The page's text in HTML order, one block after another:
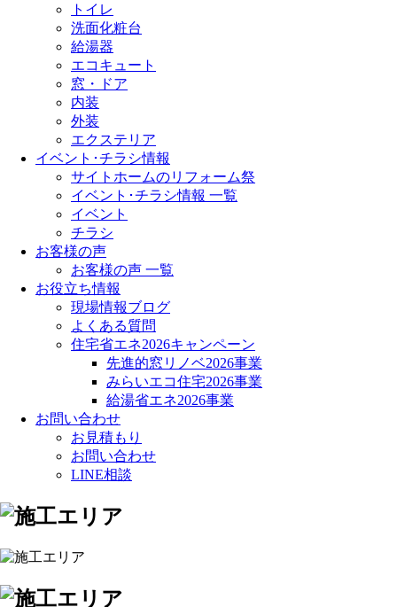
トイレ
洗面化粧台
給湯器
エコキュート
窓・ドア
内装
外装
エクステリア
イベント･チラシ情報
サイトホームのリフォーム祭
イベント･チラシ情報 一覧
イベント
チラシ
お客様の声
お客様の声 一覧
お役立ち情報
現場情報ブログ
よくある質問
住宅省エネ2026キャンペーン
先進的窓リノベ2026事業
みらいエコ住宅2026事業
給湯省エネ2026事業
お問い合わせ
お見積もり
お問い合わせ
LINE相談